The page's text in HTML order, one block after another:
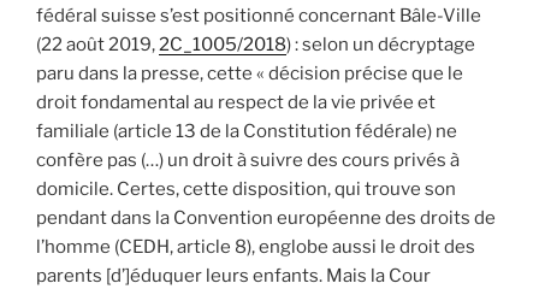
fédéral suisse s’est positionné concernant Bâle-Ville
(22 août 2019,2C_1005/2018) : selon un décryptage
paru dans la presse, cette « décision précise que le
droit fondamental au respect de la vie privée et
familiale (article 13 de la Constitution fédérale) ne
confère pas (…) un droit à suivre des cours privés à
domicile. Certes, cette disposition, qui trouve son
pendant dans la Convention européenne des droits de
l’homme (CEDH, article 8), englobe aussi le droit des
parents [d’]éduquer leurs enfants. Mais la Cour